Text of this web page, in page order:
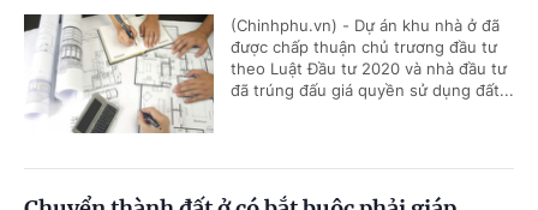
(Chinhphu.vn) - Dự án khu nhà ở đã
được chấp thuận chủ trương đầu tư
theo Luật Đầu tư 2020 và nhà đầu tư
đã trúng đấu giá quyền sử dụng đất...